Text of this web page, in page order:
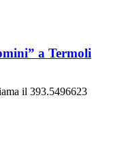
a Termoli
il 393.5496623